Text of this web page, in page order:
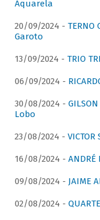
Aquarela
20/09/2024 -
Garoto
13/09/2024 - TRIO
06/09/2024 -
30/08/2024 -
Lobo
23/08/2024 -
16/08/2024 -
09/08/2024 - JAIME
02/08/2024 -